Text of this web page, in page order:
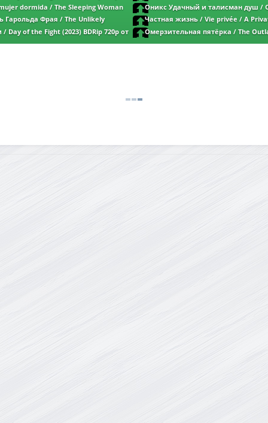
| P | ВПОДПОЛЬЕ
the Hour (2023) BDRip от DoMiNo &
dormida / The Sleeping Woman
& селезень | D | CPI Films
Оникс Удачный и талисман душ /
Fortuitous and the Talisman of Souls
DoMiNo & селезень | P2 | ViruseProject
Гарольда Фрая / The Unlikely
Fry (2023) BDRip от DoMiNo &
Media
Частная жизнь / Vie privée / A
BDRip от DoMiNo & селезень | D | CPI
Day of the Fight (2023) BDRip 720p от
| D | ВПОДПОЛЬЕ
Омерзительная пятёрка / The
от DoMiNo & селезень | D